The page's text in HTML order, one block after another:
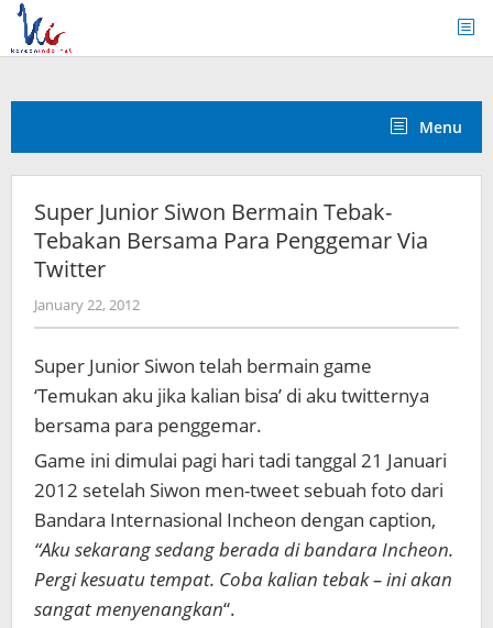
Skip
content
Menu
Super Junior Siwon Bermain Tebak-
Tebakan Bersama Para Penggemar Via
Twitter
January 22, 2012by
Koreanindo
Super Junior Siwon telah bermain game
‘Temukan aku jika kalian bisa’ di aku twitternya
bersama para penggemar.
Game ini dimulai pagi hari tadi tanggal 21 Januari
2012 setelah Siwon men-tweet sebuah foto dari
Bandara Internasional Incheon dengan caption,
“Aku sekarang sedang berada di bandara Incheon.
Pergi kesuatu tempat. Coba kalian tebak – ini akan
sangat menyenangkan“.